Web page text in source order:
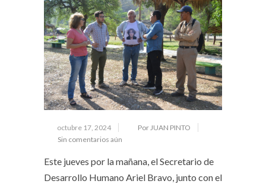
octubre 17, 2024
Por JUAN PINTO
Sin comentarios aún
Este jueves por la mañana, el Secretario de
Desarrollo Humano Ariel Bravo, junto con el